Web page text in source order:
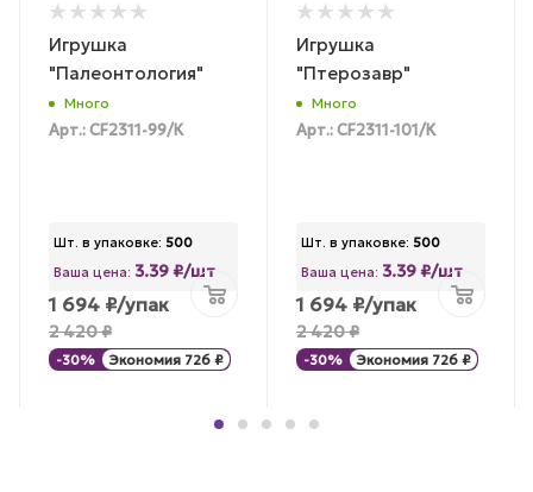
Игрушка
"Палеонтология"
Много
Арт.: CF2311-99/К
Шт. в упаковке: 500
Ваша цена: 3.39 ₽/шт
1 694 ₽/упак
2 420₽
-30% Экономия 726 ₽
Игрушка
"Птерозавр"
Много
Арт.: CF2311-101/К
Шт. в упаковке: 500
Ваша цена: 3.39 ₽/шт
1 694 ₽/упак
2 420₽
-30% Экономия 726 ₽